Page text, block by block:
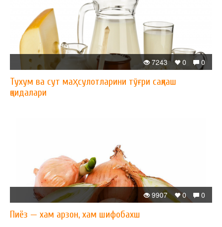
0
0
7243
Тухум ва сут маҳсулотларини тўғри сақлаш
қоидалари
0
0
9907
Пиёз — xам арзон, xам шифобахш